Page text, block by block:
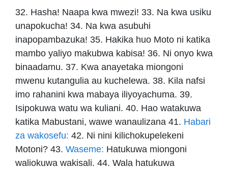
32. Hasha! Naapa kwa mwezi! 33. Na kwa usiku
unapokucha! 34. Na kwa asubuhi
inapopambazuka! 35. Hakika huo Moto ni katika
mambo yaliyo makubwa kabisa! 36. Ni onyo kwa
binaadamu. 37. Kwa anayetaka miongoni
mwenu kutangulia au kuchelewa. 38. Kila nafsi
imo rahanini kwa mabaya iliyoyachuma. 39.
Isipokuwa watu wa kuliani. 40. Hao watakuwa
katika Mabustani, wawe wanaulizana 41. Habari
za wakosefu: 42. Ni nini kilichokupelekeni
Motoni? 43. Waseme: Hatukuwa miongoni
waliokuwa wakisali. 44. Wala hatukuwa